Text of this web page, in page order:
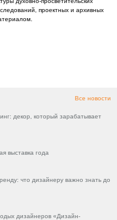
Все новости
декор, который зарабатывает
выставка года
что дизайнеру важно знать до
дизайнеров «Дизайн-
проектных и архивных